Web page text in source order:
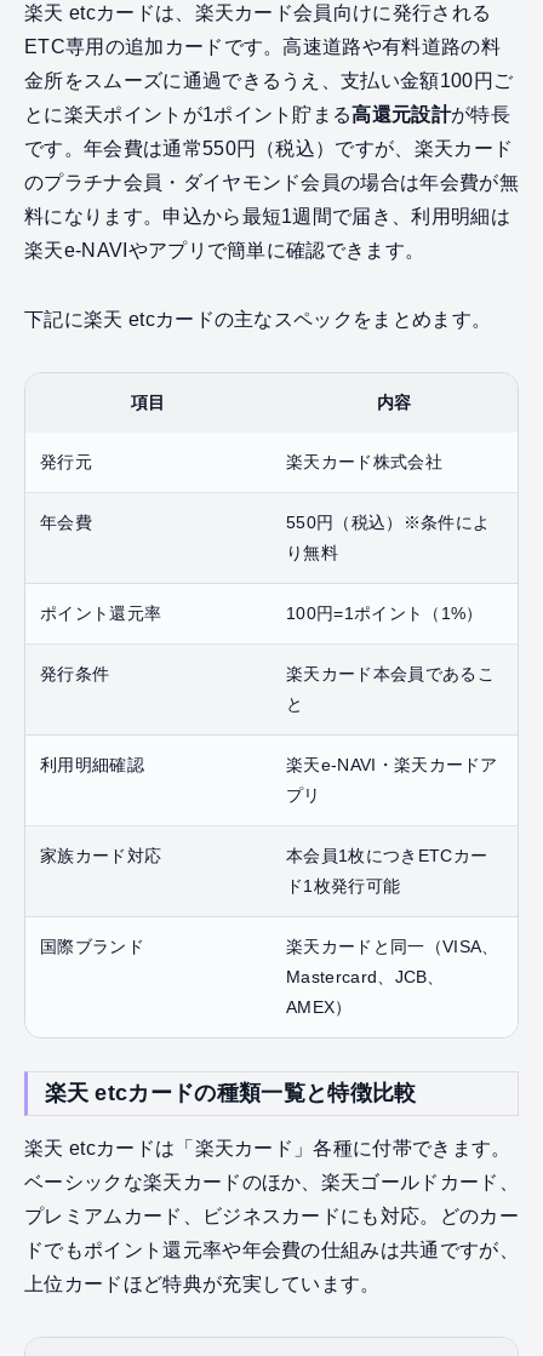
楽天 etcカードは、楽天カード会員向けに発行される
ETC専用の追加カードです。高速道路や有料道路の料
金所をスムーズに通過できるうえ、支払い金額100円ご
とに楽天ポイントが1ポイント貯まる高還元設計が特長
です。年会費は通常550円（税込）ですが、楽天カード
のプラチナ会員・ダイヤモンド会員の場合は年会費が無
料になります。申込から最短1週間で届き、利用明細は
楽天e-NAVIやアプリで簡単に確認できます。
下記に楽天 etcカードの主なスペックをまとめます。
項目 内容
発行元 楽天カード株式会社
年会費
550円（税込）※条件によ
り無料
ポイント還元率 100円=1ポイント（1%）
発行条件
楽天カード本会員であるこ
と
利用明細確認
楽天e-NAVI・楽天カードア
プリ
家族カード対応
本会員1枚につきETCカー
ド1枚発行可能
国際ブランド
楽天カードと同一（VISA、
Mastercard、JCB、
AMEX）
楽天 etcカードの種類一覧と特徴比較
楽天 etcカードは「楽天カード」各種に付帯できます。
ベーシックな楽天カードのほか、楽天ゴールドカード、
プレミアムカード、ビジネスカードにも対応。どのカー
ドでもポイント還元率や年会費の仕組みは共通ですが、
上位カードほど特典が充実しています。